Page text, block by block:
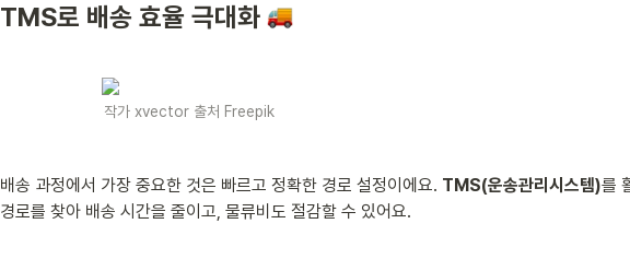
TMS로 배송 효율 극대화
작가 xvector 출처 Freepik
배송 과정에서 가장 중요한 것은 빠르고 정확한 경로 설정이에요. TMS(운송관리시스템)를
경로를 찾아 배송 시간을 줄이고, 물류비도 절감할 수 있어요.